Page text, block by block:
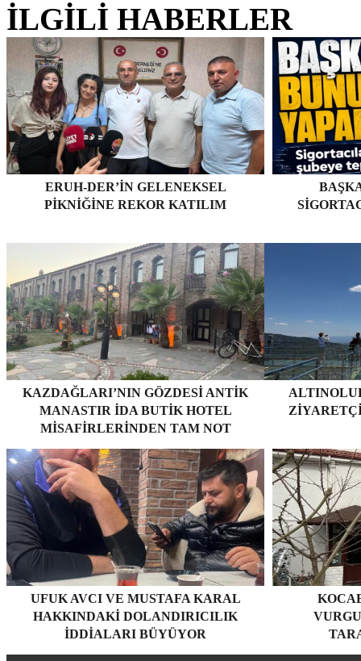
İLGİLİ HABERLER
ERUH-DER’IN GELENEKSEL
PIKNIĞINE REKOR KATILIM
KAZDAĞLARI’NIN GÖZDESI ANTIK
MANASTIR İDA BUTIK HOTEL
MISAFIRLERINDEN TAM NOT
ALIYOR
UFUK AVCI VE MUSTAFA KARAL
HAKKINDAKI DOLANDIRICILIK
İDDIALARI BÜYÜYOR